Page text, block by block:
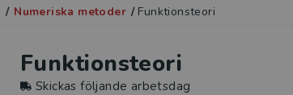
/ Numeriska metoder / Funktionsteori
Funktionsteori
Skickas följande arbetsdag